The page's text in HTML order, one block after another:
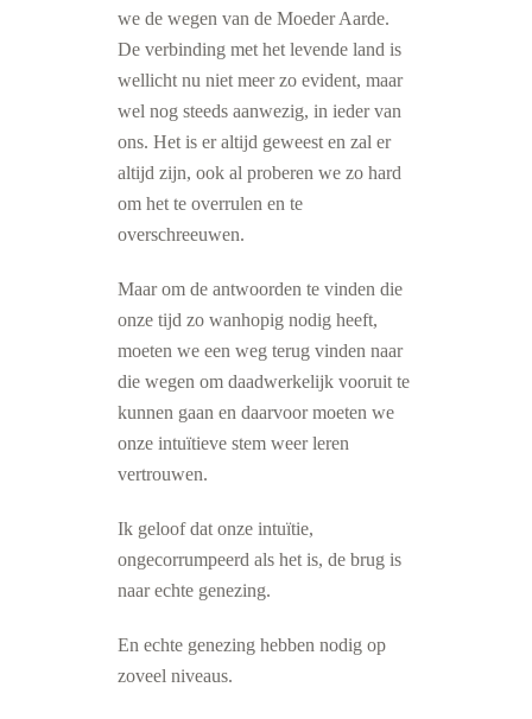
we de wegen van de Moeder Aarde.
De verbinding met het levende land is
wellicht nu niet meer zo evident, maar
wel nog steeds aanwezig, in ieder van
ons. Het is er altijd geweest en zal er
altijd zijn, ook al proberen we zo hard
om het te overrulen en te
overschreeuwen.
Maar om de antwoorden te vinden die
onze tijd zo wanhopig nodig heeft,
moeten we een weg terug vinden naar
die wegen om daadwerkelijk vooruit te
kunnen gaan en daarvoor moeten we
onze intuïtieve stem weer leren
vertrouwen.
Ik geloof dat onze intuïtie,
ongecorrumpeerd als het is, de brug is
naar echte genezing.
En echte genezing hebben nodig op
zoveel niveaus.